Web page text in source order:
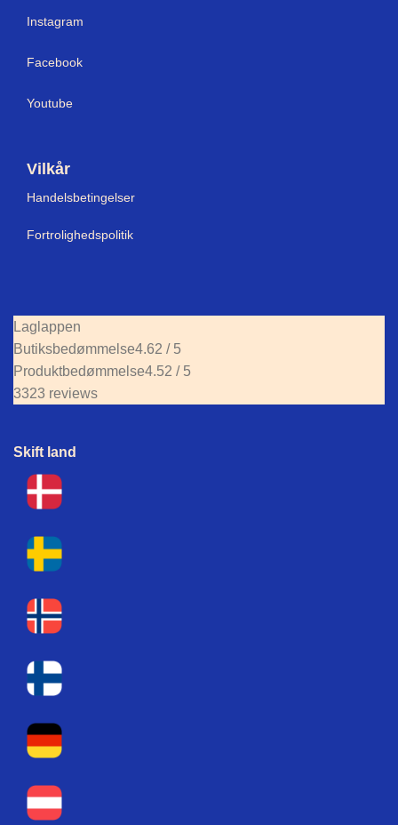
Instagram
Facebook
Youtube
Vilkår
Handelsbetingelser
Fortrolighedspolitik
Laglappen
Butiksbedømmelse4.62 / 5
Produktbedømmelse4.52 / 5
3323 reviews
Skift land